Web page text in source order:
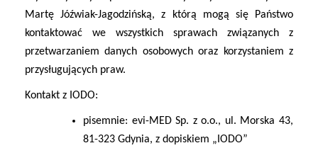
Martę Jóźwiak-Jagodzińską, z którą mogą się Państwo
kontaktować we wszystkich sprawach związanych z
przetwarzaniem danych osobowych oraz korzystaniem z
przysługujących praw.
Kontakt z IODO:
pisemnie: evi-MED Sp. z o.o., ul. Morska 43,
81-323 Gdynia, z dopiskiem „IODO”